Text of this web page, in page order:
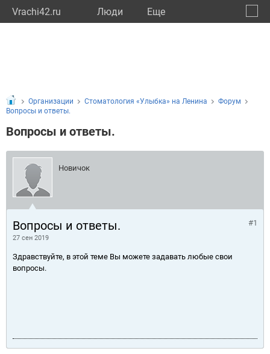
Vrachi42.ru Люди Eще
Организации Стоматология «Улыбка» на Ленина
Форум
Вопросы и ответы.
Вопросы и ответы.
Новичок
Вопросы и ответы.
27 сен 2019
#1
Здравствуйте, в этой теме Вы можете задавать любые свои
вопросы.